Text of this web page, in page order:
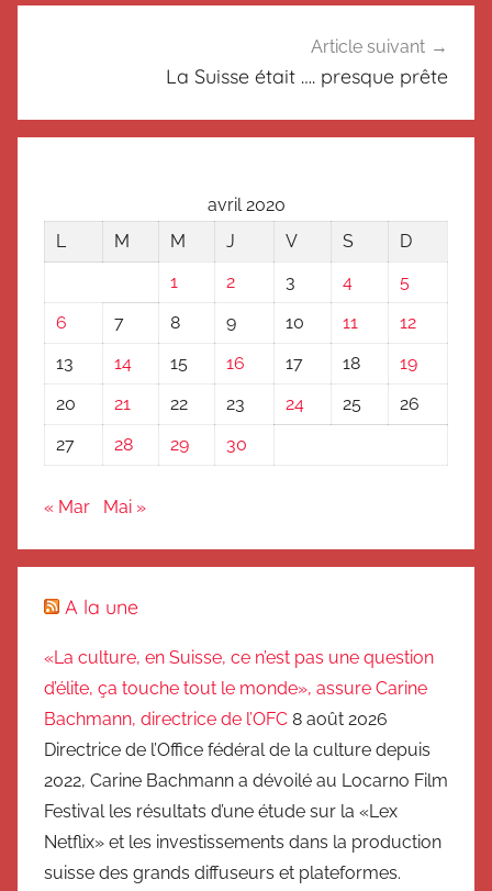
Article suivant
La Suisse était …. presque prête
avril 2020
L
M M J V S
D
1
2 3 4
5
6
7 8 9 10 11
12
13
14 15 16 17 18
19
20
21 22 23 24 25
26
27
28 29 30
« Mar Mai »
A la une
«La culture, en Suisse, ce n’est pas une question
d’élite, ça touche tout le monde», assure Carine
Bachmann, directrice de l’OFC 8 août 2026
Directrice de l’Office fédéral de la culture depuis
2022, Carine Bachmann a dévoilé au Locarno Film
Festival les résultats d’une étude sur la «Lex
Netflix» et les investissements dans la production
suisse des grands diffuseurs et plateformes.